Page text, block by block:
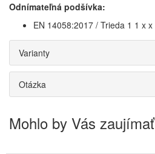
Odnímateľná podšívka:
EN 14058:2017 / Trieda 1 1 x x
Varianty
Otázka
Mohlo by Vás zaujímať